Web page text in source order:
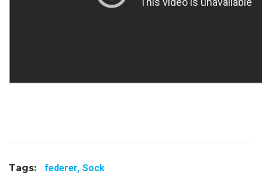
Tags: federer, Sock